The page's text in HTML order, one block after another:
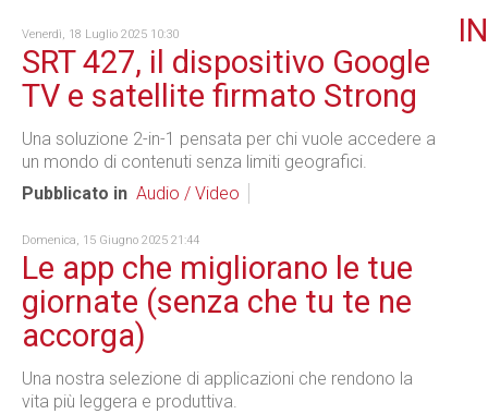
Venerdì, 18 Luglio 2025 10:30
SRT 427, il dispositivo Google
TV e satellite firmato Strong
Una soluzione 2-in-1 pensata per chi vuole accedere a
un mondo di contenuti senza limiti geografici.
Pubblicato in Audio / Video
Domenica, 15 Giugno 2025 21:44
Le app che migliorano le tue
giornate (senza che tu te ne
accorga)
Una nostra selezione di applicazioni che rendono la
vita più leggera e produttiva.
IN